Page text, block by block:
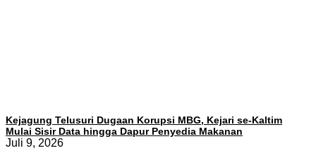
Kejagung Telusuri Dugaan Korupsi MBG, Kejari se-Kaltim
Mulai Sisir Data hingga Dapur Penyedia Makanan
Juli 9, 2026